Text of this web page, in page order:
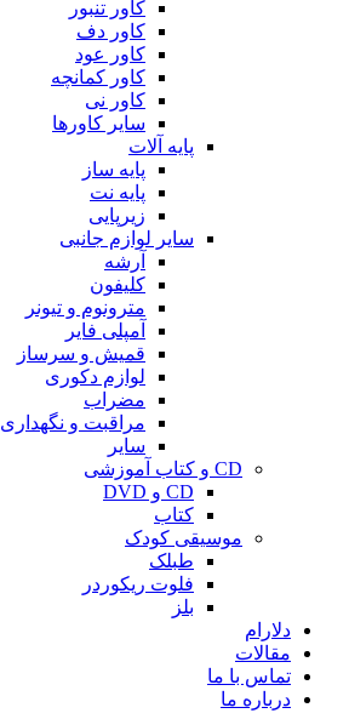
کاور تنبور
کاور دف
کاور عود
کاور کمانچه
کاور نی
سایر کاورها
پایه آلات
پایه ساز
پایه نت
زیرپایی
سایر لوازم جانبی
آرشه
کلیفون
مترونوم و تیونر
آمپلی فایر
قمیش و سرساز
لوازم دکوری
مضراب
مراقبت و نگهداری
سایر
CD و کتاب آموزشی
CD و DVD
کتاب
موسیقی کودک
طبلک
فلوت ریکوردر
بلز
دلارام
مقالات
تماس با ما
درباره ما